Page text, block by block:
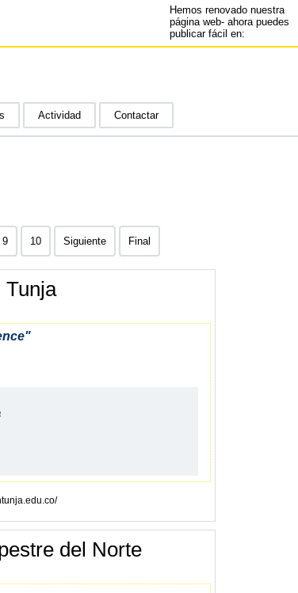
Hemos renovado nuestra
página web- ahora puedes
publicar fácil en:
Actividad Contactar
9 10 Siguiente Final
Tunja
del Norte